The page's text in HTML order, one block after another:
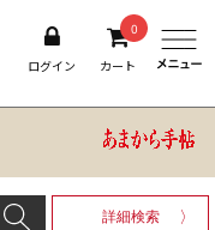
ログイン
0
カート
詳細検索